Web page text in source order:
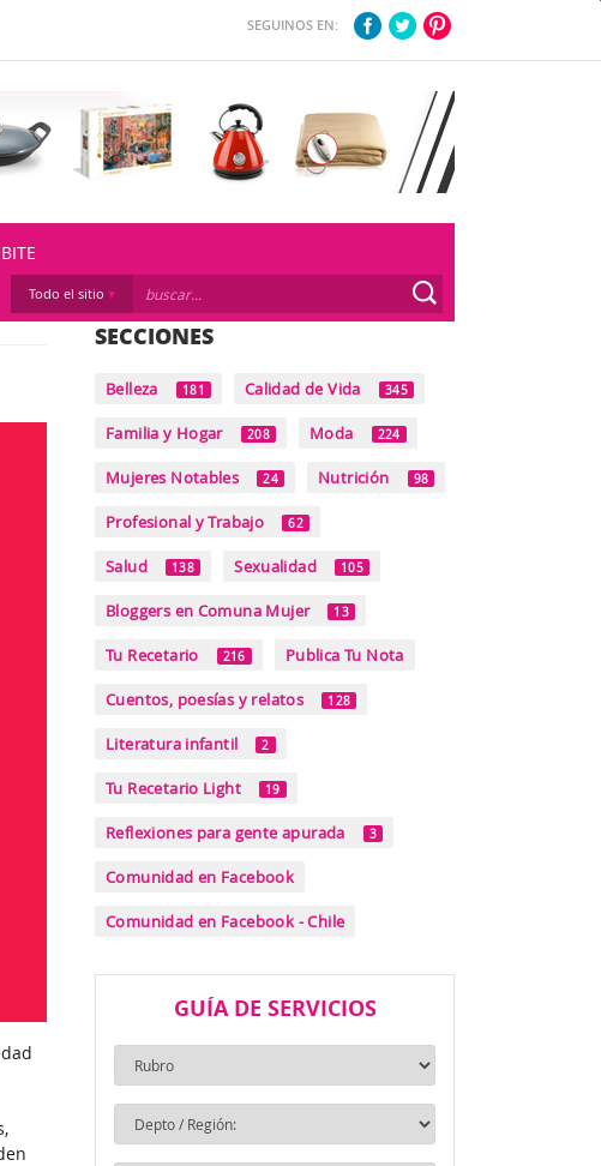
SEGUINOS EN:
Todo el sitio
SECCIONES
Belleza 181 Calidad de Vida 345
Familia y Hogar 208 Moda 224
Mujeres Notables 24 Nutrición 98
Profesional y Trabajo 62
Salud 138 Sexualidad 105
Bloggers en Comuna Mujer 13
Tu Recetario 216 Publica Tu Nota
Cuentos, poesías y relatos 128
Literatura infantil 2
Tu Recetario Light 19
Reflexiones para gente apurada 3
Comunidad en Facebook
Comunidad en Facebook - Chile
GUÍA DE SERVICIOS